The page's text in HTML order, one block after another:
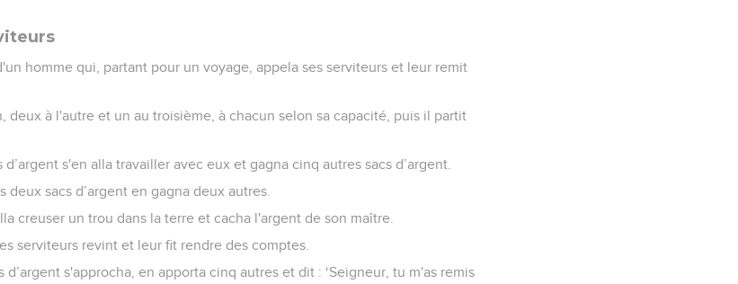
homme qui, partant pour un voyage, appela ses serviteurs et leur remit
deux à l'autre et un au troisième, à chacun selon sa capacité, puis il partit
s'en alla travailler avec eux et gagna cinq autres sacs d’argent.
sacs d’argent en gagna deux autres.
creuser un trou dans la terre et cacha l'argent de son maître.
serviteurs revint et leur fit rendre des comptes.
s'approcha, en apporta cinq autres et dit : ‘Seigneur, tu m'as remis